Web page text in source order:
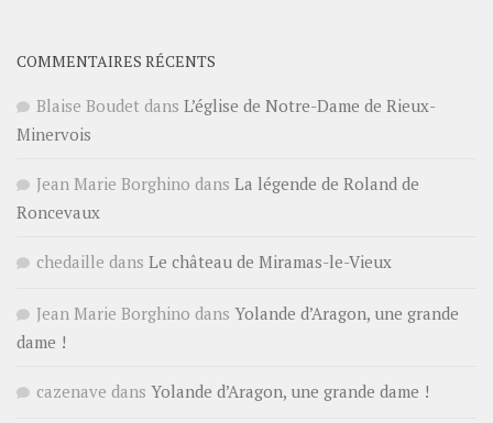
COMMENTAIRES RÉCENTS
Blaise Boudet dans L’église de Notre-Dame de Rieux-
Minervois
Jean Marie Borghino dans La légende de Roland de
Roncevaux
chedaille dans Le château de Miramas-le-Vieux
Jean Marie Borghino dans Yolande d’Aragon, une grande
dame !
cazenave dans Yolande d’Aragon, une grande dame !